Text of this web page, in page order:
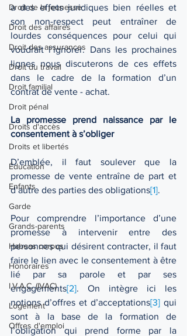
Droit de la jeunesse
Droit des affaires
Droit des assurances
Droit du travail
Droit familial
Droit pénal
Droits d'accès
Droits et libertés
Éducation
Enfants
Garde
Grands-parents
Habeas corpus
Honoraires
I.V.A.C. (IVAC)
Logement
Offres d'emploi
a des effets juridiques bien réelles et
son non-respect peut entraîner de
lourdes conséquences pour celui qui
voudrait l’ignorer. Dans les prochaines
lignes nous discuterons de ces effets
dans le cadre de la formation d’un
contrat de vente - achat.
La promesse prend naissance par le
consentement à s’obliger
D’emblée, il faut soulever que la
promesse de vente entraîne de part et
d’autre des parties des obligations[1].
Pour comprendre l’importance d’une
promesse à intervenir entre des
personnes qui désirent contracter, il faut
faire le lien avec le consentement à être
lié par sa parole et par ses
engagements[2]. On intègre ici les
notions d’offres et d’acceptations[3] qui
sont à la base de la formation de
l’obligation qui prend forme par la